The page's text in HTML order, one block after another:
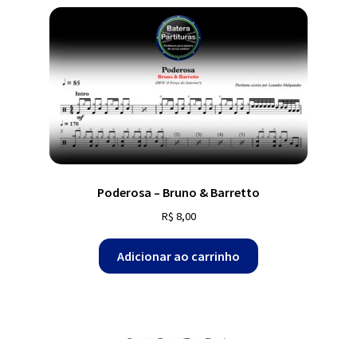
Poderosa – Bruno & Barretto
R$ 8,00
Adicionar ao carrinho